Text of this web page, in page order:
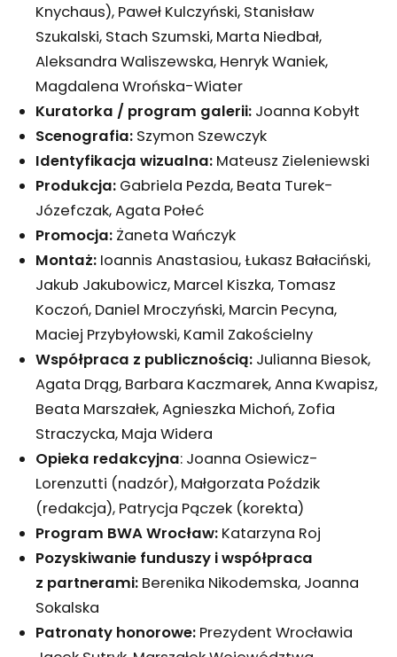
Knychaus), Paweł Kulczyński, Stanisław
Szukalski, Stach Szumski, Marta Niedbał,
Aleksandra Waliszewska, Henryk Waniek,
Magdalena Wrońska-Wiater
Kuratorka / program galerii: Joanna Kobyłt
Scenografia: Szymon Szewczyk
Identyfikacja wizualna: Mateusz Zieleniewski
Produkcja: Gabriela Pezda, Beata Turek-
Józefczak, Agata Połeć
Promocja: Żaneta Wańczyk
Montaż: Ioannis Anastasiou, Łukasz Bałaciński,
Jakub Jakubowicz, Marcel Kiszka, Tomasz
Koczoń, Daniel Mroczyński, Marcin Pecyna,
Maciej Przybyłowski, Kamil Zakościelny
Współpraca z publicznością: Julianna Biesok,
Agata Drąg, Barbara Kaczmarek, Anna Kwapisz,
Beata Marszałek, Agnieszka Michoń, Zofia
Straczycka, Maja Widera
Opieka redakcyjna: Joanna Osiewicz-
Lorenzutti (nadzór), Małgorzata Poździk
(redakcja), Patrycja Pączek (korekta)
Program BWA Wrocław: Katarzyna Roj
Pozyskiwanie funduszy i współpraca
z partnerami: Berenika Nikodemska, Joanna
Sokalska
Patronaty honorowe: Prezydent Wrocławia